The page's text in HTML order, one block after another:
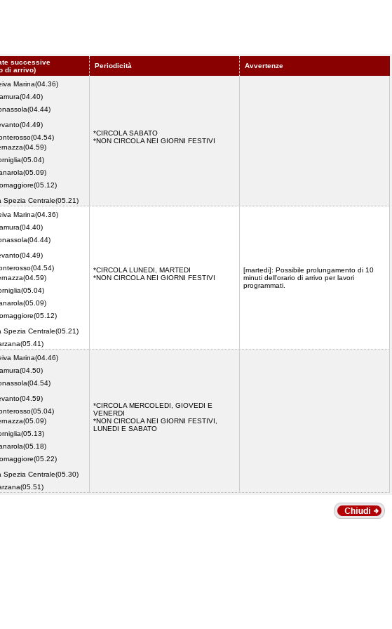
successive
di arrivo)
Periodicità Avvertenze
Marina(04.36)
Spezia Centrale(05.21)
*CIRCOLA SABATO
*NON CIRCOLA NEI GIORNI FESTIVI
Marina(04.36)
Spezia Centrale(05.21)
*CIRCOLA LUNEDI, MARTEDI
*NON CIRCOLA NEI GIORNI FESTIVI
[martedi]: Possibile prolungamento di 10
minuti dell'orario di arrivo per lavori
programmati.
Marina(04.46)
Spezia Centrale(05.30)
*CIRCOLA MERCOLEDI, GIOVEDI E
VENERDI
*NON CIRCOLA NEI GIORNI FESTIVI,
LUNEDI E SABATO